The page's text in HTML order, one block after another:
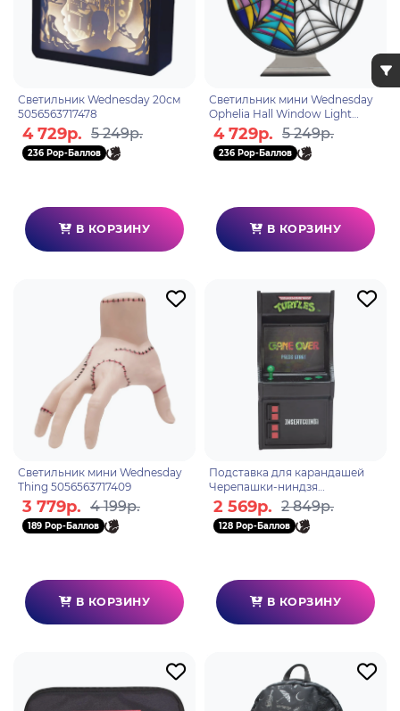
Светильник Wednesday 20см
5056563717478
4 729р. 5 249р.
236 Pop-Баллов
В КОРЗИНУ
Светильник мини Wednesday
Ophelia Hall Window Light
5056563716990
4 729р. 5 249р.
236 Pop-Баллов
В КОРЗИНУ
Светильник мини Wednesday
Thing 5056563717409
3 779р. 4 199р.
189 Pop-Баллов
В КОРЗИНУ
Подставка для карандашей
Черепашки-ниндзя
5056563714859
2 569р. 2 849р.
128 Pop-Баллов
В КОРЗИНУ